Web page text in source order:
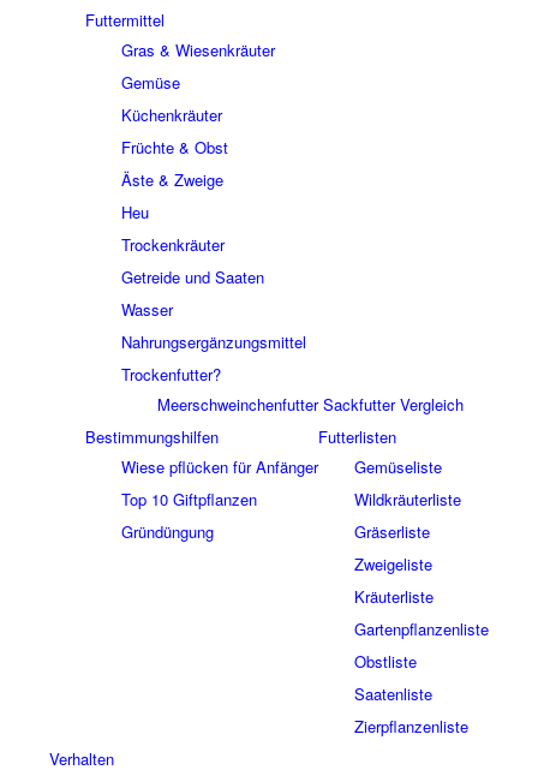
Futtermittel
Gras & Wiesenkräuter
Gemüse
Küchenkräuter
Früchte & Obst
Äste & Zweige
Heu
Trockenkräuter
Getreide und Saaten
Wasser
Nahrungsergänzungsmittel
Trockenfutter?
Meerschweinchenfutter Sackfutter Vergleich
Bestimmungshilfen
Wiese pflücken für Anfänger
Top 10 Giftpflanzen
Gründüngung
Futterlisten
Gemüseliste
Wildkräuterliste
Gräserliste
Zweigeliste
Kräuterliste
Gartenpflanzenliste
Obstliste
Saatenliste
Zierpflanzenliste
Verhalten